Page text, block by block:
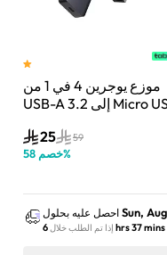
موزع يوجرين 4 في 1 من
USB-A 3.2 إلى Micro USB
50985
25 59
خصم 58 %
احصل عليه بحلول Sun,
إذا تم الطلب خلال 6 hrs 37 mins